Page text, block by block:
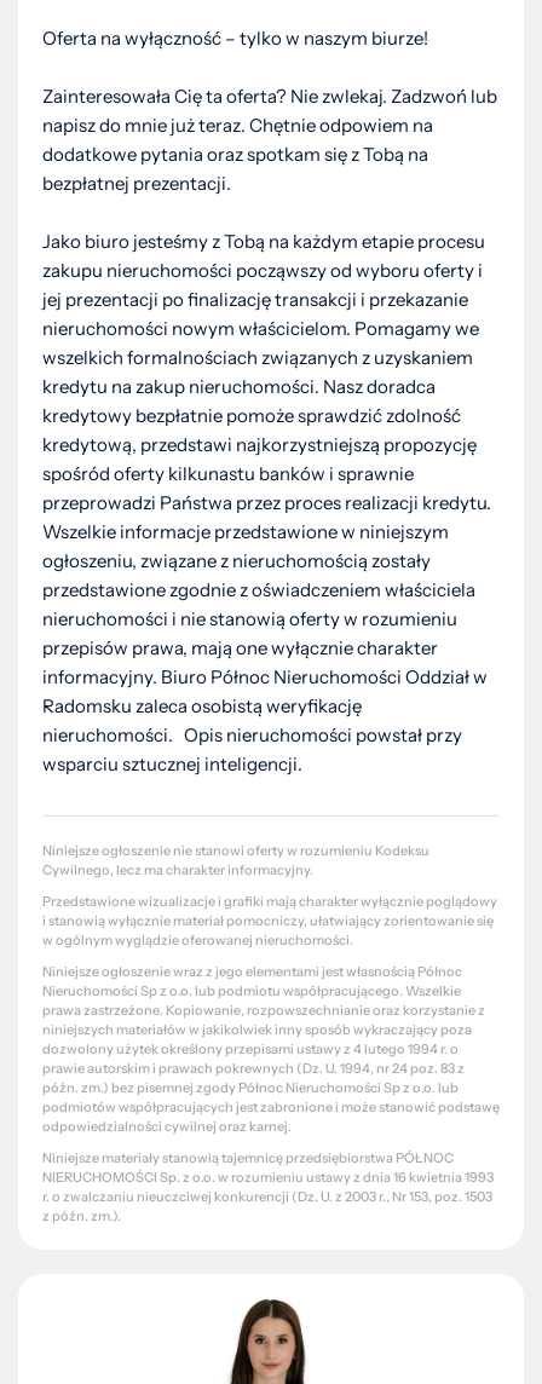
Oferta na wyłączność – tylko w naszym biurze!
Zainteresowała Cię ta oferta? Nie zwlekaj. Zadzwoń lub
napisz do mnie już teraz. Chętnie odpowiem na
dodatkowe pytania oraz spotkam się z Tobą na
bezpłatnej prezentacji.
Jako biuro jesteśmy z Tobą na każdym etapie procesu
zakupu nieruchomości począwszy od wyboru oferty i
jej prezentacji po finalizację transakcji i przekazanie
nieruchomości nowym właścicielom. Pomagamy we
wszelkich formalnościach związanych z uzyskaniem
kredytu na zakup nieruchomości. Nasz doradca
kredytowy bezpłatnie pomoże sprawdzić zdolność
kredytową, przedstawi najkorzystniejszą propozycję
spośród oferty kilkunastu banków i sprawnie
przeprowadzi Państwa przez proces realizacji kredytu.
Wszelkie informacje przedstawione w niniejszym
ogłoszeniu, związane z nieruchomością zostały
przedstawione zgodnie z oświadczeniem właściciela
nieruchomości i nie stanowią oferty w rozumieniu
przepisów prawa, mają one wyłącznie charakter
informacyjny. Biuro Północ Nieruchomości Oddział w
Radomsku zaleca osobistą weryfikację
nieruchomości. Opis nieruchomości powstał przy
wsparciu sztucznej inteligencji.
Niniejsze ogłoszenie nie stanowi oferty w rozumieniu Kodeksu
Cywilnego, lecz ma charakter informacyjny.
Przedstawione wizualizacje i grafiki mają charakter wyłącznie poglądowy
i stanowią wyłącznie materiał pomocniczy, ułatwiający zorientowanie się
w ogólnym wyglądzie oferowanej nieruchomości.
Niniejsze ogłoszenie wraz z jego elementami jest własnością Północ
Nieruchomości Sp z o.o. lub podmiotu współpracującego. Wszelkie
prawa zastrzeżone. Kopiowanie, rozpowszechnianie oraz korzystanie z
niniejszych materiałów w jakikolwiek inny sposób wykraczający poza
dozwolony użytek określony przepisami ustawy z 4 lutego 1994 r. o
prawie autorskim i prawach pokrewnych (Dz. U. 1994, nr 24 poz. 83 z
późn. zm.) bez pisemnej zgody Północ Nieruchomości Sp z o.o. lub
podmiotów współpracujących jest zabronione i może stanowić podstawę
odpowiedzialności cywilnej oraz karnej.
Niniejsze materiały stanowią tajemnicę przedsiębiorstwa PÓŁNOC
NIERUCHOMOŚCI Sp. z o.o. w rozumieniu ustawy z dnia 16 kwietnia 1993
r. o zwalczaniu nieuczciwej konkurencji (Dz. U. z 2003 r., Nr 153, poz. 1503
z późn. zm.).